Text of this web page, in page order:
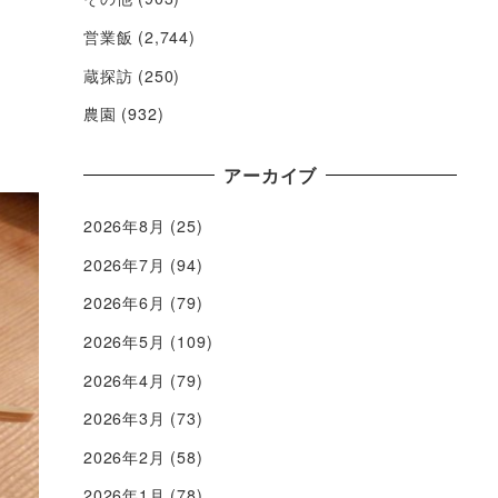
営業飯 (2,744)
蔵探訪 (250)
農園 (932)
アーカイブ
2026年8月 (25)
2026年7月 (94)
2026年6月 (79)
2026年5月 (109)
2026年4月 (79)
2026年3月 (73)
2026年2月 (58)